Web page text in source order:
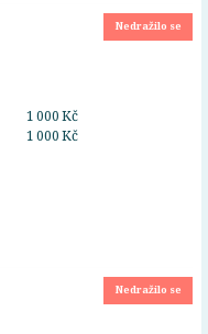
Nedražilo se
1 000 Kč
1 000 Kč
Nedražilo se